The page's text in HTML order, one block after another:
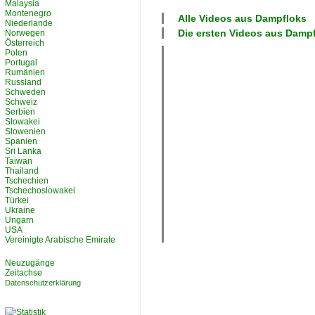
Alle Videos aus Dampfloks
Die ersten Videos aus
Malaysia
Montenegro
Niederlande
Norwegen
Österreich
Polen
Portugal
Rumänien
Russland
Schweden
Schweiz
Serbien
Slowakei
Slowenien
Spanien
Sri Lanka
Taiwan
Thailand
Tschechien
Tschechoslowakei
Türkei
Ukraine
Ungarn
USA
Vereinigte Arabische Emirate
Neuzugänge
Zeitachse
Datenschutzerklärung